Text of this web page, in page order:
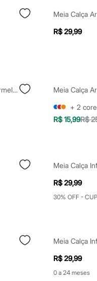
Meia Calça
R$ 29,99
Meia Calça Arrastão Rosa Médio Vermelha
Meia Calça
+ 2
R$ 15,99R$
R$ 29,99
30% OFF -
R$ 29,99
0 a 24 meses